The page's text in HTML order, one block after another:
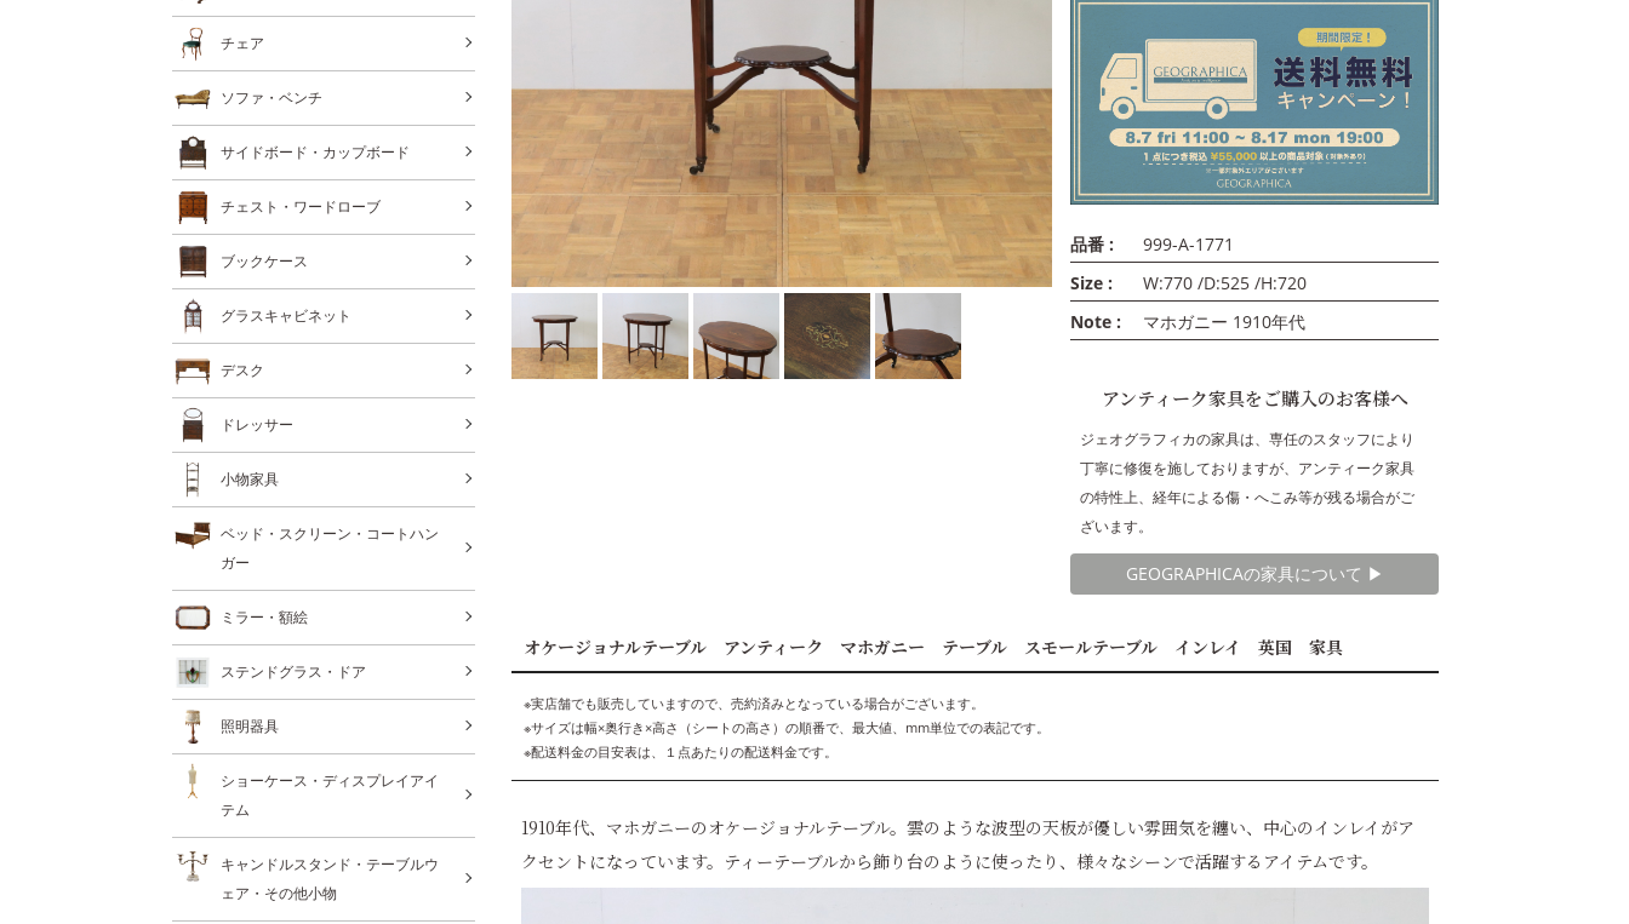
品番 :
999-A-1771
Size :
W:770 /D:525 /H:720
Note :
マホガニー 1910年代
アンティーク家具をご購入のお客様へ
ジェオグラフィカの家具は、専任のスタッフにより
丁寧に修復を施しておりますが、アンティーク家具
の特性上、経年による傷・へこみ等が残る場合がご
ざいます。
GEOGRAPHICAの家具について ▶︎
オケージョナルテーブル アンティーク マホガニー テーブル スモールテーブル インレイ 英国 家具
※実店舗でも販売していますので、売約済みとなっている場合がございます。
※サイズは幅×奥行き×高さ（シートの高さ）の順番で、最大値、mm単位での表記です。
※配送料金の目安表は、１点あたりの配送料金です。
1910年代、マホガニーのオケージョナルテーブル。雲のような波型の天板が優しい雰囲気を纏い、中心のインレイがア
クセントになっています。ティーテーブルから飾り台のように使ったり、様々なシーンで活躍するアイテムです。
チェア
ソファ・ベンチ
サイドボード・カップボード
チェスト・ワードローブ
ブックケース
グラスキャビネット
デスク
ドレッサー
小物家具
ベッド・スクリーン・コートハン
ガー
ミラー・額絵
ステンドグラス・ドア
照明器具
ショーケース・ディスプレイアイ
テム
キャンドルスタンド・テーブルウ
ェア・その他小物